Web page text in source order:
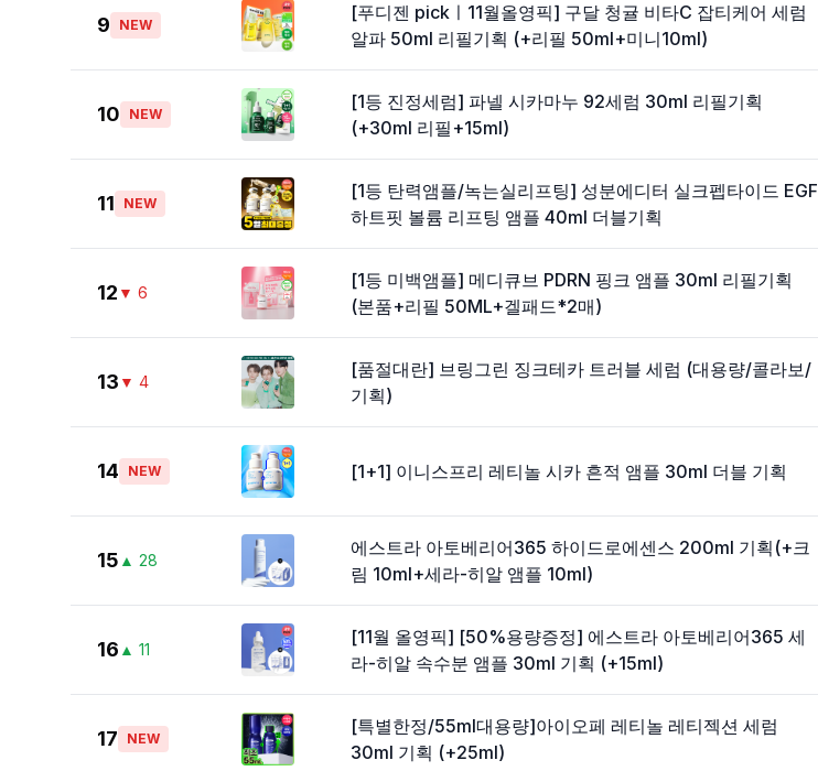
9 NEW
[푸디젠 pickㅣ11월올영픽] 구달 청귤 비타C 잡티케어 세럼
알파 50ml 리필기획 (+리필 50ml+미니10ml)
10 NEW
[1등 진정세럼] 파넬 시카마누 92세럼 30ml 리필기획
(+30ml 리필+15ml)
11 NEW
[1등 탄력앰플/녹는실리프팅] 성분에디터 실크펩타이드 EGF
하트핏 볼륨 리프팅 앰플 40ml 더블기획
12 ▼ 6
[1등 미백앰플] 메디큐브 PDRN 핑크 앰플 30ml 리필기획
(본품+리필 50ML+겔패드*2매)
13 ▼ 4
[품절대란] 브링그린 징크테카 트러블 세럼 (대용량/콜라보/
기획)
14 NEW [1+1] 이니스프리 레티놀 시카 흔적 앰플 30ml 더블 기획
15 ▲ 28
에스트라 아토베리어365 하이드로에센스 200ml 기획(+크
림 10ml+세라-히알 앰플 10ml)
16 ▲ 11
[11월 올영픽] [50%용량증정] 에스트라 아토베리어365 세
라-히알 속수분 앰플 30ml 기획 (+15ml)
17 NEW
[특별한정/55ml대용량]아이오페 레티놀 레티젝션 세럼
30ml 기획 (+25ml)